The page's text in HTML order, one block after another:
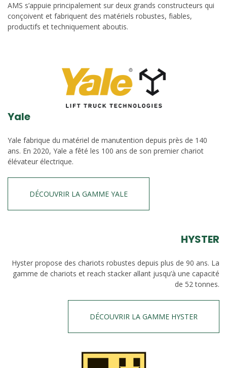
AMS s’appuie principalement sur deux grands constructeurs qui
conçoivent et fabriquent des matériels robustes, fiables,
productifs et techniquement aboutis.
Yale
Yale fabrique du matériel de manutention depuis près de 140
ans. En 2020, Yale a fêté les 100 ans de son premier chariot
élévateur électrique.
DÉCOUVRIR LA GAMME YALE
HYSTER
Hyster propose des chariots robustes depuis plus de 90 ans. La
gamme de chariots et reach stacker allant jusqu’à une capacité
de 52 tonnes.
DÉCOUVRIR LA GAMME HYSTER